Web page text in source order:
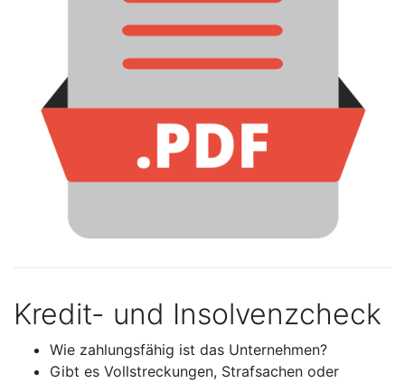
Kredit- und Insolvenzcheck
Wie zahlungsfähig ist das Unternehmen?
Gibt es Vollstreckungen, Strafsachen oder